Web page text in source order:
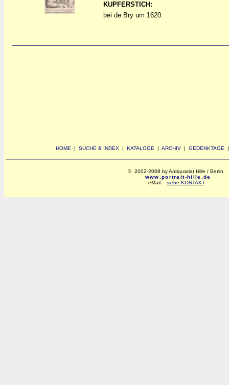
KUPFERSTICH:
bei de Bry um 1620.
HOME | SUCHE & INDEX | KATALOGE | ARCHIV | GEDENKTAGE
© 2002-2008 by Antiquariat Hille / Berlin
www.portrait-hille.de
eMail : siehe KONTAKT